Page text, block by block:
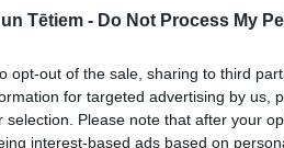
Tētiem - Do Not Process My
opt-out of the sale, sharing to third
for targeted advertising by us,
selection. Please note that after your
interest-based ads based on
pūriņā” VEF Kultūras pilī.
no plkst. 18.30.